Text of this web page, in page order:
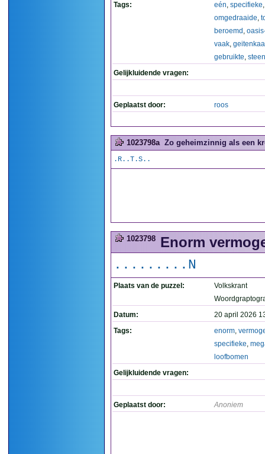
Tags:
eén, specifieke,
omgedraaide,
beroemd ,
vaak,
gebruikte,
Gelijkluidende vragen:
Geplaatst door: roos
1023798a Zo geheimzinnig als een
.R..T.S..
1023798 Enorm
.........N
Plaats van de puzzel:
Volkskrant
Datum:
20 april 2026
Tags:
enorm,
specifieke,
loofbomen
Gelijkluidende vragen:
Geplaatst door: Anoniem